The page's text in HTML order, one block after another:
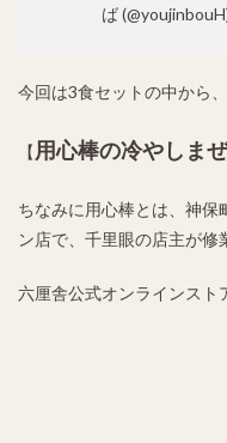
ば
今回は3食セットの中から、
【 用心棒の冷やしま
ちなみに用心棒とは、神保
ン店で、千里眼の店主が修
六厘舎公式オンラインスト